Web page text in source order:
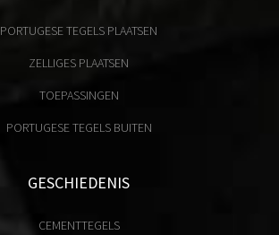
PORTUGESE TEGELS PLAATSEN
ZELLIGES PLAATSEN
TOEPASSINGEN
PORTUGESE TEGELS BUITEN
GESCHIEDENIS
CEMENTTEGELS